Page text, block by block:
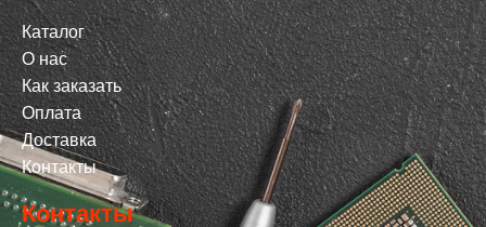
Каталог
О нас
Как заказать
Оплата
Доставка
Контакты
Контакты